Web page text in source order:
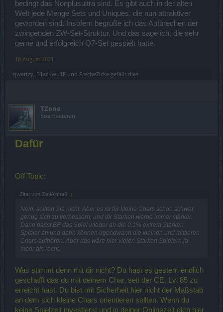
bedingt das Nonplusultra sind. Es gibt auch in der alten
Welt jede Menge Sets und Uniques, die nun attraktiver
geworden sind. Insofern begrüße ich das Aufbrechen der
zwingenden ZW-Set-Struktur. Und das sage ich, die sehr
gerne und erfolgreich Q7-Set gespielt hatte.
18 August 2021
qwertzy, B1acKwu1F und FrecheZicke gefällt dies.
TZone
Boardveteran
Dafür
Off Topic:
Zitat von ZetiAlpha6: ↑
Nein, sollten Sie nicht. Aber es ist für kleine Chars schon schwer
genug sich zu verbessern, und dir Starken werde immer stärker.
Dann passt BP das Spiel wieder an die 0.1% extrem Starken
Spieler an und dann können irgendwann die kleinen und mittleren
Chars aufhören. Aber das wäre hier vielen Starken Spielern ja
mehr als recht.
Was stimmt denn mit dir nicht? Du hast es gestern endlich
geschafft das du mit deinem Char, seit der CE, Lvl 85 zu
erreicht hast. Du bist mit Sicherheit hier nicht der Maßstab
an dem sich kleine Chars orientieren sollten. Wenn du
keine Spielzeit investierst und in deiner Onlinezeit dich hier